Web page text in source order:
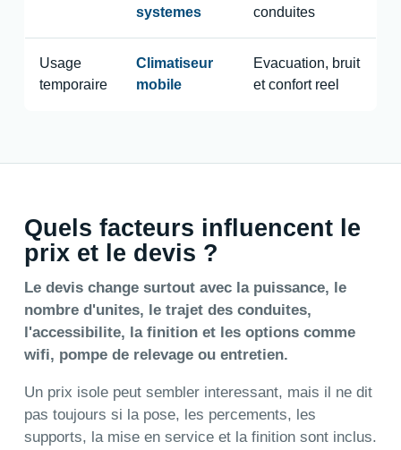
systemes
conduites
Usage
temporaire
Climatiseur
mobile
Evacuation, bruit
et confort reel
Quels facteurs influencent le
prix et le devis ?
Le devis change surtout avec la puissance, le
nombre d'unites, le trajet des conduites,
l'accessibilite, la finition et les options comme
wifi, pompe de relevage ou entretien.
Un prix isole peut sembler interessant, mais il ne dit
pas toujours si la pose, les percements, les
supports, la mise en service et la finition sont inclus.